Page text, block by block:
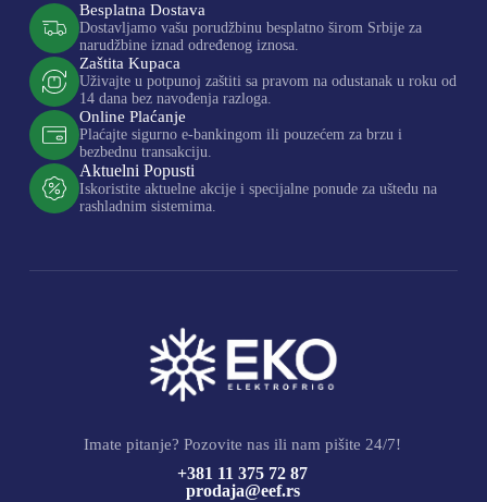
Besplatna Dostava
Dostavljamo vašu porudžbinu besplatno širom Srbije za
narudžbine iznad određenog iznosa.
Zaštita Kupaca
Uživajte u potpunoj zaštiti sa pravom na odustanak u roku od
14 dana bez navođenja razloga.
Online Plaćanje
Plaćajte sigurno e-bankingom ili pouzećem za brzu i
bezbednu transakciju.
Aktuelni Popusti
Iskoristite aktuelne akcije i specijalne ponude za uštedu na
rashladnim sistemima.
Imate pitanje? Pozovite nas ili nam pišite 24/7!
+381 11 375 72 87
prodaja@eef.rs